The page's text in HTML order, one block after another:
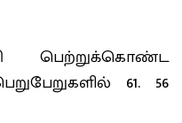
பெற்றுக்கொண்ட
61. 56